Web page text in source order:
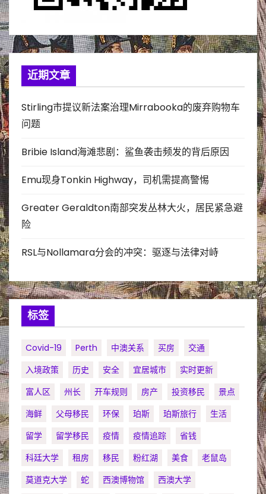
近期文章
Stirling市提议新法案治理Mirrabooka的废弃购物车
问题
Bribie Island海滩悲剧：鲨鱼袭击频发的背后原因
Emu现身Tonkin Highway，司机需提高警惕
Greater Geraldton南部突发丛林大火，居民紧急避
险
RSL与Nollamara分会的冲突：驱逐与法律对峙
标签
Covid-19 Perth 中澳关系 买房
交通
入境政策
历史 安全 宜居城市
实时更新
富人区
州长 开车规则 房产 投资移民
景点
海鲜
父母移民 环保 珀斯 珀斯旅行
生活
留学
留学移民 疫情 疫情追踪
省钱
科廷大学
租房 移民 粉红湖 美食
老鼠岛
莫道克大学
蛇 西澳博物馆
西澳大学